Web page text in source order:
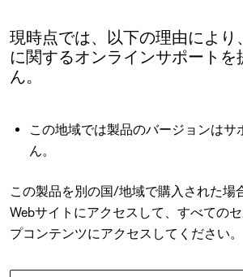
現時点では、以下の理由により
に関するオンラインサポートを
ん。
この地域では製品のバージョンはサ
ん。
この製品を別の国/地域で購入された場
Webサイトにアクセスして、すべての
プコンテンツにアクセスしてください。